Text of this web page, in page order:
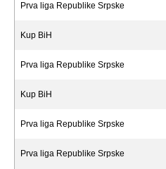
Prva liga Republike Srpske
Kup BiH
Prva liga Republike Srpske
Kup BiH
Prva liga Republike Srpske
Prva liga Republike Srpske